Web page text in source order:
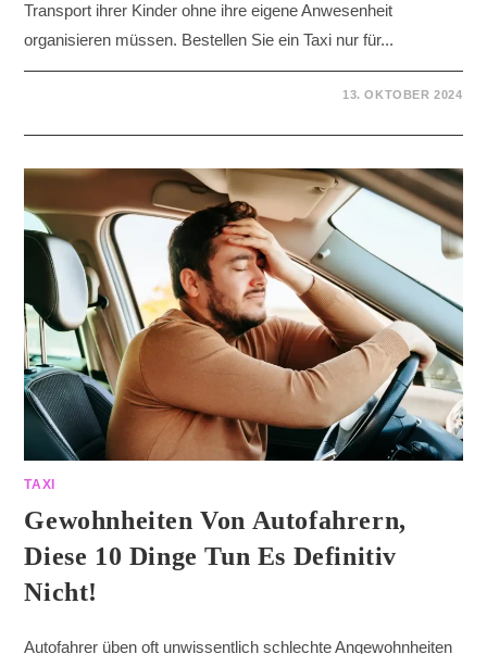
Transport ihrer Kinder ohne ihre eigene Anwesenheit
organisieren müssen. Bestellen Sie ein Taxi nur für...
13. OKTOBER 2024
TAXI
Gewohnheiten Von Autofahrern,
Diese 10 Dinge Tun Es Definitiv
Nicht!
Autofahrer üben oft unwissentlich schlechte Angewohnheiten